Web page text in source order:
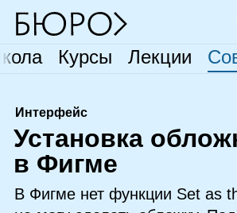
Курсы Лекции
Интерфейс
Установка
в Фигме
В Фигме нет функции Set as